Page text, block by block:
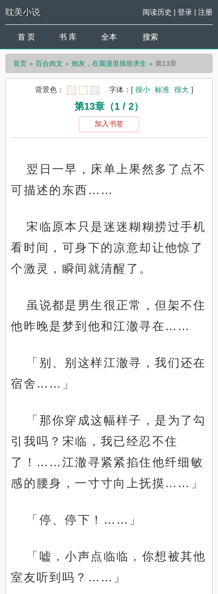
耽美小说 阅读历史 | 登录| 注册
首 页 书 库 全本 搜索
首页 百合肉文 炮灰，在腐漫里揣崽求生 第13章
背景色： 字体： [ 很小 标准 很大 ]
第13章（1 / 2）
加入书签
翌日一早，床单上果然多了点不
可描述的东西……
宋临原本只是迷迷糊糊捞过手机
看时间，可身下的凉意却让他惊了
个激灵，瞬间就清醒了。
虽说都是男生很正常，但架不住
他昨晚是梦到他和江澈寻在……
「别、别这样江澈寻，我们还在
宿舍……」
「那你穿成这幅样子，是为了勾
引我吗？宋临，我已经忍不住
了！……江澈寻紧紧掐住他纤细敏
感的腰身，一寸寸向上抚摸……」
「停、停下！……」
「嘘，小声点临临，你想被其他
室友听到吗？……」